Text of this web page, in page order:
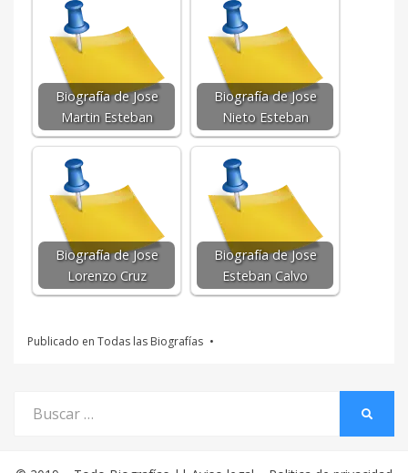
Biografía de Jose
Martin Esteban
Biografía de Jose
Nieto Esteban
Biografía de Jose
Lorenzo Cruz
Biografía de Jose
Esteban Calvo
Publicado en Todas las Biografías
por: